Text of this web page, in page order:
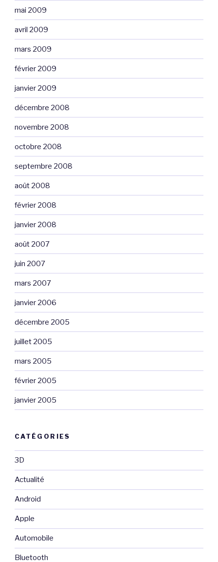
mai 2009
avril 2009
mars 2009
février 2009
janvier 2009
décembre 2008
novembre 2008
octobre 2008
septembre 2008
août 2008
février 2008
janvier 2008
août 2007
juin 2007
mars 2007
janvier 2006
décembre 2005
juillet 2005
mars 2005
février 2005
janvier 2005
CATÉGORIES
3D
Actualité
Android
Apple
Automobile
Bluetooth